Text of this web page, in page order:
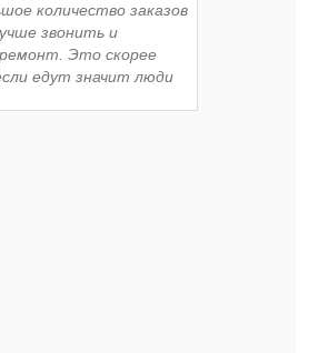
количество заказов
звонить и
Это скорее
едут значит люди